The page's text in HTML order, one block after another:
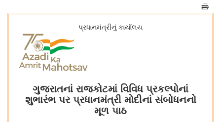
પ્રધાનમંત્રીનું કાર્યાલય
ગુજરાતનાં રાજકોટમાં વિવિધ પ્રકલ્પોનાં
શુભારંભ પર પ્રધાનમંત્રી મોદીનાં સંબોધનનો
મૂળ પાઠ